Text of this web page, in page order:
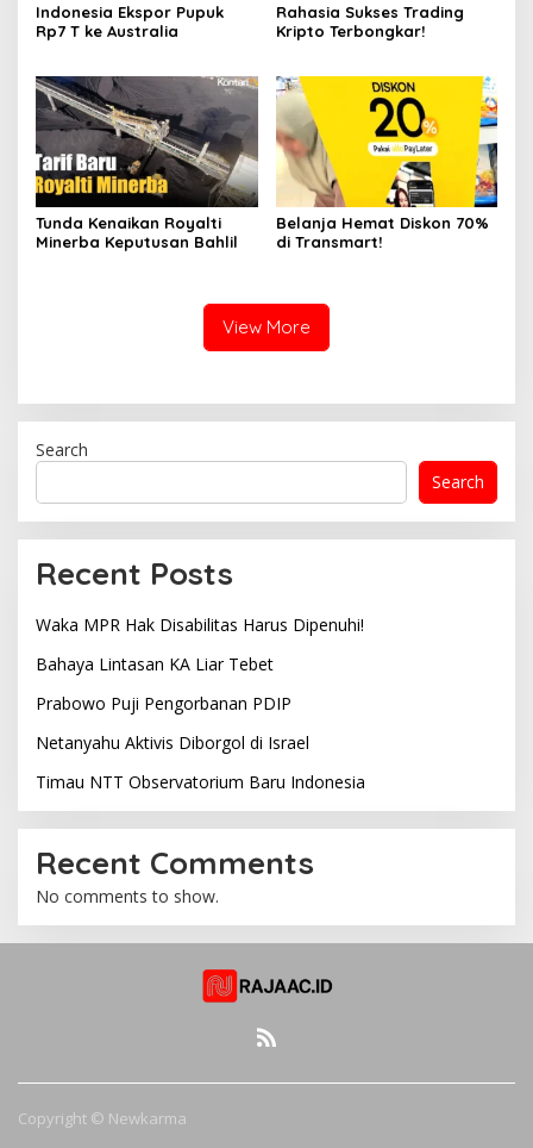
Indonesia Ekspor Pupuk
Rp7 T ke Australia
Rahasia Sukses Trading
Kripto Terbongkar!
Tunda Kenaikan Royalti
Minerba Keputusan Bahlil
Belanja Hemat Diskon 70%
di Transmart!
View More
Search
Search
Recent Posts
Waka MPR Hak Disabilitas Harus Dipenuhi!
Bahaya Lintasan KA Liar Tebet
Prabowo Puji Pengorbanan PDIP
Netanyahu Aktivis Diborgol di Israel
Timau NTT Observatorium Baru Indonesia
Recent Comments
No comments to show.
Copyright © Newkarma